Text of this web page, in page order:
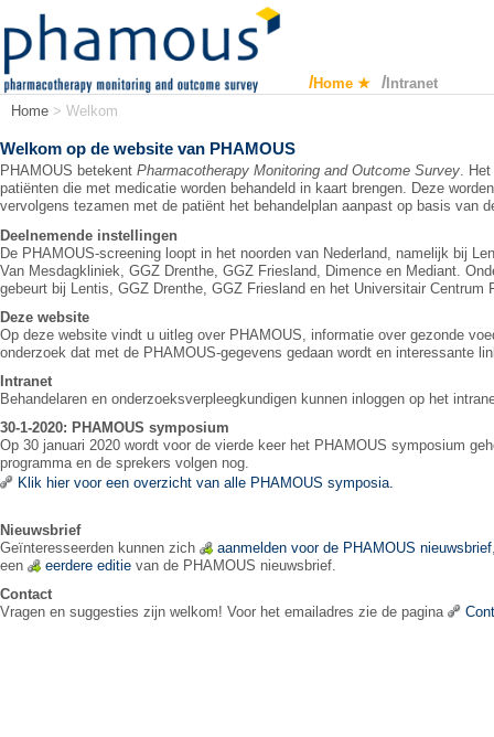
Home
Intranet
Home > Welkom
Welkom op de website van PHAMOUS
PHAMOUS betekent Pharmacotherapy Monitoring and Outcome Survey.
patiënten die met medicatie worden behandeld in kaart brengen. Deze
vervolgens tezamen met de patiënt het behandelplan aanpast op basis van
Deelnemende instellingen
De PHAMOUS-screening loopt in het noorden van Nederland, namelijk bij
Van Mesdagkliniek, GGZ Drenthe, GGZ Friesland, Dimence en Mediant.
gebeurt bij Lentis, GGZ Drenthe, GGZ Friesland en het Universitair
Deze website
Op deze website vindt u uitleg over PHAMOUS, informatie over gezonde
onderzoek dat met de PHAMOUS-gegevens gedaan wordt en interessante
Intranet
Behandelaren en onderzoeksverpleegkundigen kunnen inloggen op het
30-1-2020: PHAMOUS symposium
Op 30 januari 2020 wordt voor de vierde keer het PHAMOUS symposium
programma en de sprekers volgen nog.
Klik hier voor een overzicht van alle PHAMOUS symposia.
Nieuwsbrief
Geïnteresseerden kunnen zich
aanmelden voor de PHAMOUS nieuwsbrief
een
eerdere editie van de PHAMOUS nieuwsbrief.
Contact
Vragen en suggesties zijn welkom! Voor het emailadres zie de pagina